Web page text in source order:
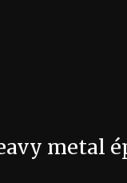
metal